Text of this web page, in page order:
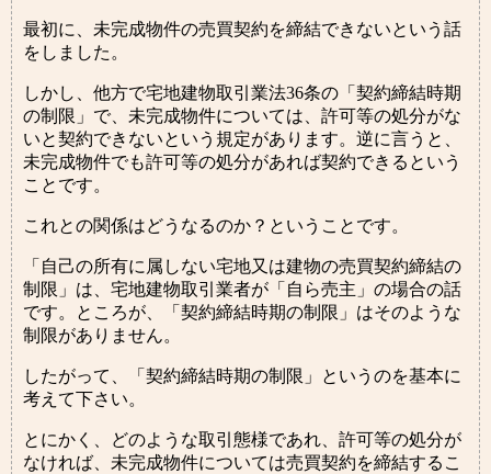
最初に、未完成物件の売買契約を締結できないという話
をしました。
しかし、他方で宅地建物取引業法36条の「契約締結時期
の制限」で、未完成物件については、許可等の処分がな
いと契約できないという規定があります。逆に言うと、
未完成物件でも許可等の処分があれば契約できるという
ことです。
これとの関係はどうなるのか？ということです。
「自己の所有に属しない宅地又は建物の売買契約締結の
制限」は、宅地建物取引業者が「自ら売主」の場合の話
です。ところが、「契約締結時期の制限」はそのような
制限がありません。
したがって、「契約締結時期の制限」というのを基本に
考えて下さい。
とにかく、どのような取引態様であれ、許可等の処分が
なければ、未完成物件については売買契約を締結するこ